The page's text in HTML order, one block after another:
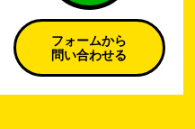
フォームから
問い合わせる